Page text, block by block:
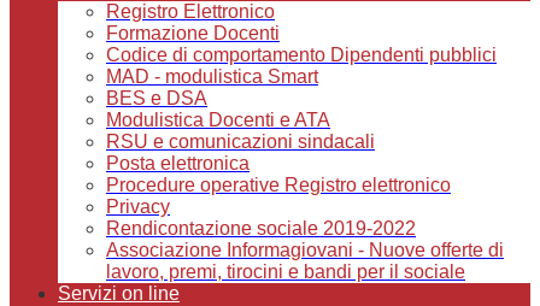
Registro Elettronico
Formazione Docenti
Codice di comportamento Dipendenti pubblici
MAD - modulistica Smart
BES e DSA
Modulistica Docenti e ATA
RSU e comunicazioni sindacali
Posta elettronica
Procedure operative Registro elettronico
Privacy
Rendicontazione sociale 2019-2022
Associazione Informagiovani - Nuove offerte di
lavoro, premi, tirocini e bandi per il sociale
Servizi on line